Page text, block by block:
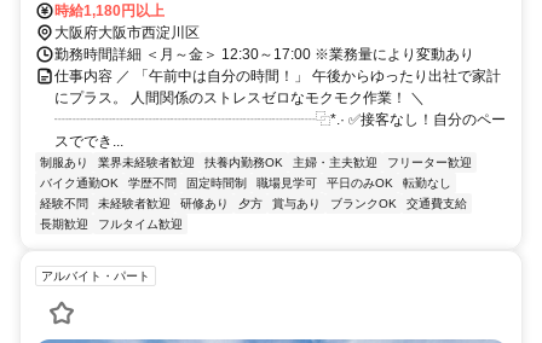
歩7分
時給1,180円以上
大阪府大阪市西淀川区
勤務時間詳細 ＜月～金＞ 12:30～17:00 ※業務量により変動あり
仕事内容 ／ 「午前中は自分の時間！」 午後からゆったり出社で家計
にプラス。 人間関係のストレスゼロなモクモク作業！ ＼
┈┈┈┈┈┈┈┈┈┈┈┈┈┈┈┈┈┈⿻*.· ✅接客なし！自分のペー
スででき...
制服あり 業界未経験者歓迎 扶養内勤務OK 主婦・主夫歓迎
フリーター歓迎
バイク通勤OK
学歴不問 固定時間制 職場見学可 平日のみOK
転勤なし
経験不問
未経験者歓迎 研修あり 夕方 賞与あり ブランクOK
交通費支給
長期歓迎
フルタイム歓迎
アルバイト・パート